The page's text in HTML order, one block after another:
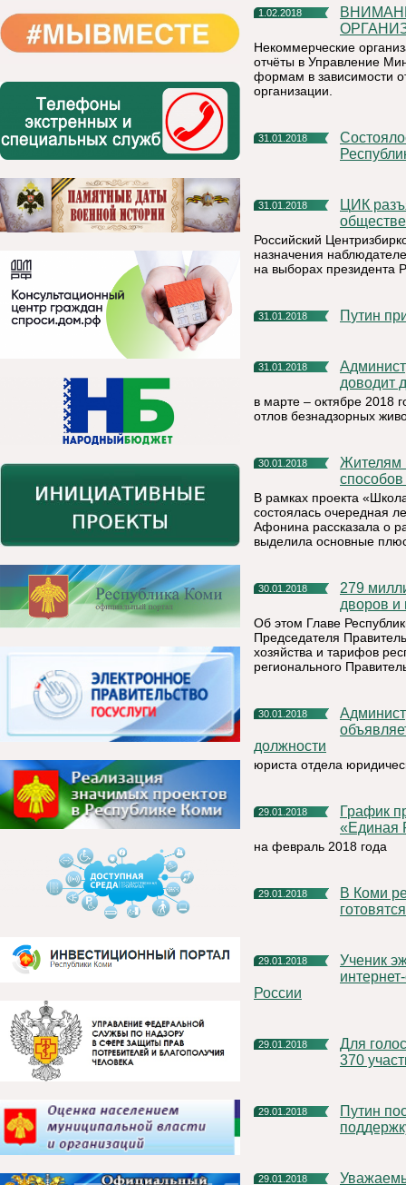
1.02.2018
ВНИМАНИЮ РУКОВОДИТЕЛЕЙ НЕКОММЕРЧЕСКИХ
Некоммерческие
отчёты в Управление
формам в зависимости
организации.
31.01.2018
Состоялось очередное заседание Избирательной комиссии
31.01.2018
ЦИК разъяснил порядок назначения наблюдателей от
Российский
назначения
на выборах президента
31.01.2018 Путин
31.01.2018
Администрация муниципального района «Княжпогостский»
доводит
в марте – октябре 2018
отлов безнадзорных
30.01.2018
Жителям Коми рассказали о плюсах и минусах разных
В рамках проекта
состоялась очередная
Афонина рассказала о
выделила основные
30.01.2018
279 миллионов рублей направят на благоустройство улиц,
дворов и
Об этом Главе
Председателя
хозяйства и тарифов
регионального
30.01.2018
Администрация муниципального района "Княжпогостский"
должности
юриста отдела
29.01.2018
График приема граждан депутатской группой Партии
«Единая
на февраль 2018 года
29.01.2018
В Коми региональные штабы кандидатов в президенты
29.01.2018
Ученик эжвинской школы стал призером Всероссийской
России
29.01.2018
Для голосования на выборах-2018 за рубежом откроют более
370
29.01.2018
Путин пообещал ежегодно выделять 1 млрд рублей на
29.01.2018 Уважаемые жители муниципального района